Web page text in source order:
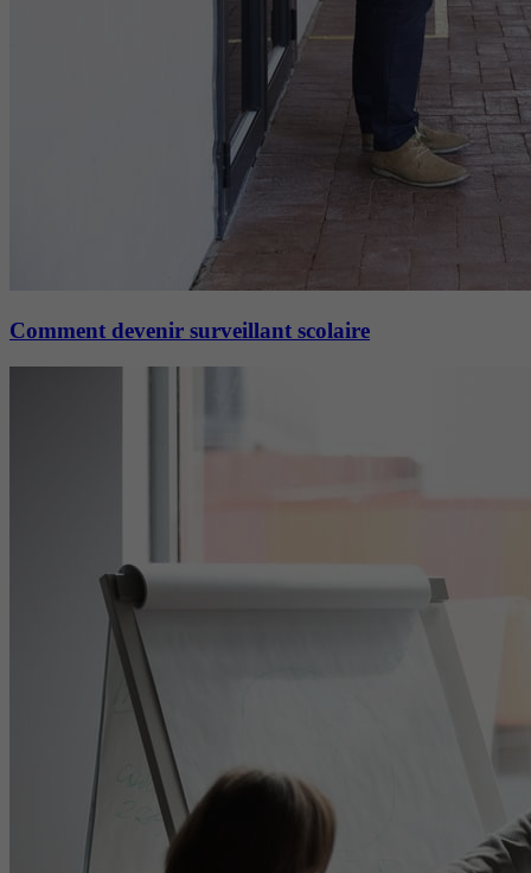
Comment devenir surveillant scolaire